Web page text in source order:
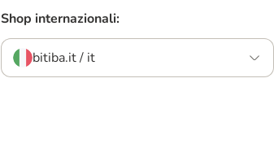
Shop internazionali:
bitiba.it / it